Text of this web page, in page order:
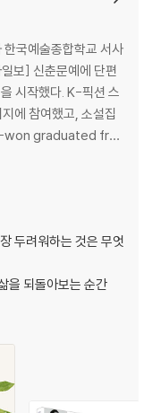
국예술종합학교 서사
보] 신춘문예에 단편
을 시작했다. K-픽션 스
지에 참여했고, 소설집
National Universit
He began publis
두려워하는 것은 무엇
을 되돌아보는 순간